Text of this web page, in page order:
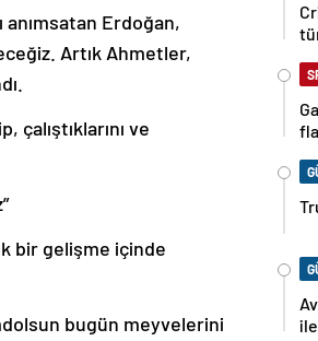
anımsatan Erdoğan,
Artık Ahmetler,
çalıştıklarını ve
bir gelişme içinde
bugün meyvelerini